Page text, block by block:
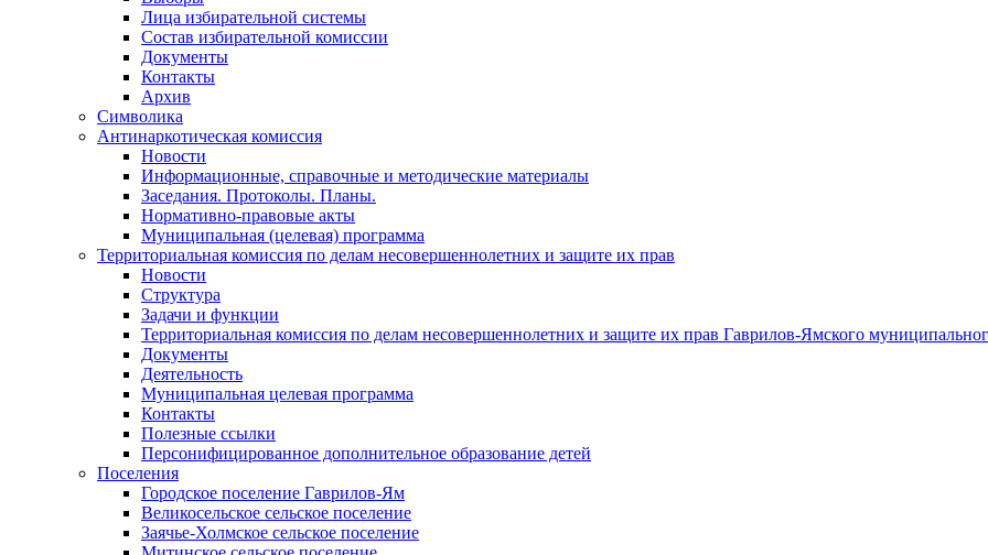
Лица избирательной системы
Состав избирательной комиссии
Документы
Контакты
Архив
Символика
Антинаркотическая комиссия
Новости
Информационные, справочные и методические материалы
Заседания. Протоколы. Планы.
Нормативно-правовые акты
Муниципальная (целевая) программа
Территориальная комиссия по делам несовершеннолетних и защите их прав
Новости
Структура
Задачи и функции
Территориальная комиссия по делам несовершеннолетних и защите их прав Гаврилов-Ямского
Документы
Деятельность
Муниципальная целевая программа
Контакты
Полезные ссылки
Персонифицированное дополнительное образование детей
Поселения
Городское поселение Гаврилов-Ям
Великосельское сельское поселение
Заячье-Холмское сельское поселение